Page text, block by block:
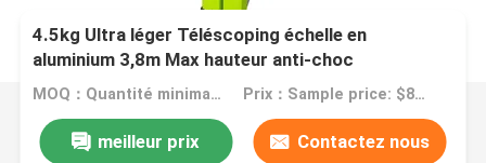
4.5kg Ultra léger Téléscoping échelle en
aluminium 3,8m Max hauteur anti-choc
MOQ：Quantité minimale de commande: 1 pièce Prix：Sample price: $85.00/pcs
meilleur prix Contactez nous